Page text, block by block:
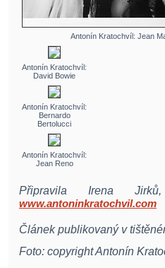
Antonín Kratochvíl: Jean
Antonín Kratochvíl:
David Bowie
Antonín Kratochvíl:
Bernardo
Bertolucci
Antonín Kratochvíl:
Jean Reno
Připravila Irena
www.antoninkratochvil.com
Článek publikovaný v
Foto: copyright Antonín